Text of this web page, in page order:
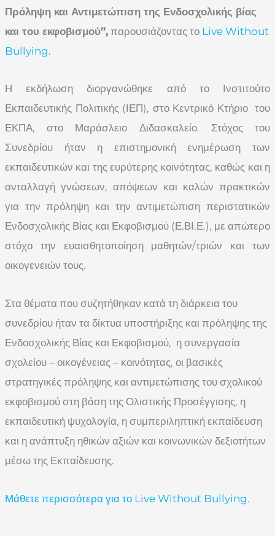
Πρόληψη και Αντιμετώπιση της Ενδοσχολικής βίας
και του εκφοβισμού”, παρουσιάζοντας το Live Without
Bullying.
Η εκδήλωση διοργανώθηκε από το Ινστιτούτο
Εκπαιδευτικής Πολιτικής (ΙΕΠ), στο Κεντρικό Κτήριο του
ΕΚΠΑ, στο Μαράσλειο Διδασκαλείο. Στόχος του
Συνεδρίου ήταν η επιστημονική ενημέρωση των
εκπαιδευτικών και της ευρύτερης κοινότητας, καθώς και η
ανταλλαγή γνώσεων, απόψεων και καλών πρακτικών
για την πρόληψη και την αντιμετώπιση περιστατικών
Ενδοσχολικής Βίας και Εκφοβισμού (Ε.ΒΙ.Ε.), με απώτερο
στόχο την ευαισθητοποίηση μαθητών/τριών και των
οικογενειών τους.
Στα θέματα που συζητήθηκαν κατά τη διάρκεια του
συνεδρίου ήταν τα δίκτυα υποστήριξης και πρόληψης της
Ενδοσχολικής Βίας και Εκφοβισμού, η συνεργασία
σχολείου – οικογένειας – κοινότητας, οι βασικές
στρατηγικές πρόληψης και αντιμετώπισης του σχολικού
εκφοβισμού στη βάση της Ολιστικής Προσέγγισης, η
εκπαιδευτική ψυχολογία, η συμπεριληπτική εκπαίδευση
και η ανάπτυξη ηθικών αξιών και κοινωνικών δεξιοτήτων
μέσω της Εκπαίδευσης.
Μάθετε περισσότερα για το Live Without Bullying.